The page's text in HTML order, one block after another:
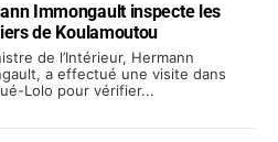
Immongault inspecte les
de Koulamoutou
de l’Intérieur, Hermann
a effectué une visite dans
Lolo pour vérifier...